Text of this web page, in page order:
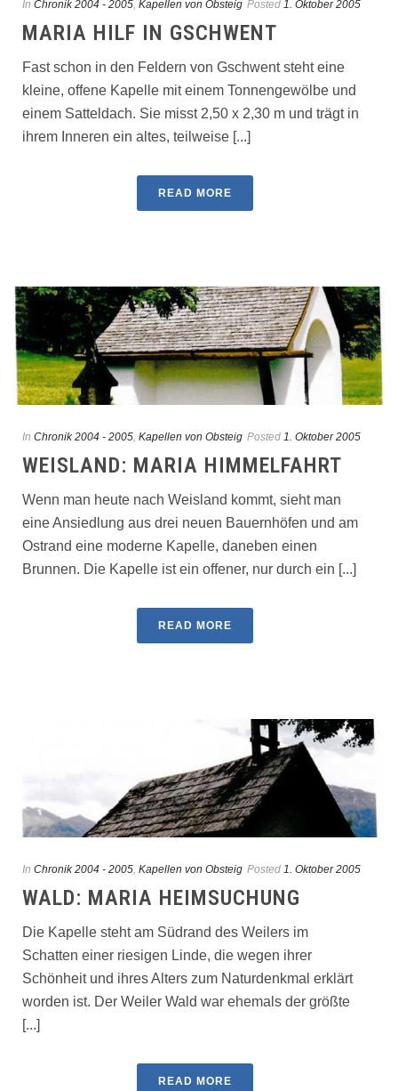
In Chronik 2004 - 2005, Kapellen von Obsteig Posted 1. Oktober 2005
MARIA HILF IN GSCHWENT
Fast schon in den Feldern von Gschwent steht eine
kleine, offene Kapelle mit einem Tonnengewölbe und
einem Satteldach. Sie misst 2,50 x 2,30 m und trägt in
ihrem Inneren ein altes, teilweise [...]
READ MORE
In Chronik 2004 - 2005, Kapellen von Obsteig Posted 1. Oktober 2005
WEISLAND: MARIA HIMMELFAHRT
Wenn man heute nach Weisland kommt, sieht man
eine Ansiedlung aus drei neuen Bauernhöfen und am
Ostrand eine moderne Kapelle, daneben einen
Brunnen. Die Kapelle ist ein offener, nur durch ein [...]
READ MORE
In Chronik 2004 - 2005, Kapellen von Obsteig Posted 1. Oktober 2005
WALD: MARIA HEIMSUCHUNG
Die Kapelle steht am Südrand des Weilers im
Schatten einer riesigen Linde, die wegen ihrer
Schönheit und ihres Alters zum Naturdenkmal erklärt
worden ist. Der Weiler Wald war ehemals der größte
[...]
READ MORE